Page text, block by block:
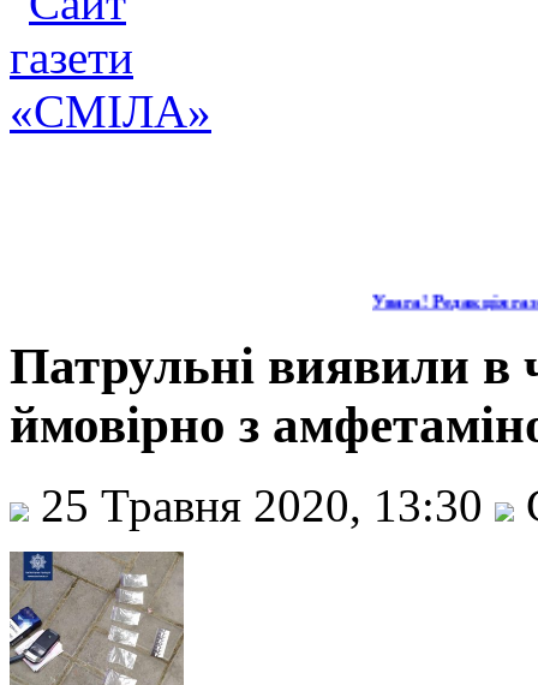
Увага! Редакція
Патрульні виявили
ймовірно з
25 Травня 2020, 13:30